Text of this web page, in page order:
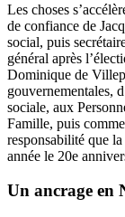
Les choses
de confiance de
social, puis
général après
Dominique de
gouvernementales,
sociale, aux
Famille, puis
responsabilité que
année le 20e
Un ancrage en